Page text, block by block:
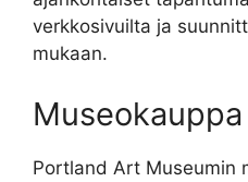
verkkosivuilta ja
mukaan.
Portland Art Museumin